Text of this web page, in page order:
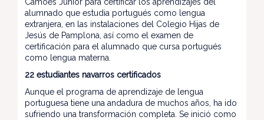
alumnado que estudia portugués como lengua
extranjera, en las instalaciones del Colegio Hijas de
Jesús de Pamplona, así como el examen de
certificación para el alumnado que cursa portugués
como lengua materna.
22 estudiantes navarros certificados
Aunque el programa de aprendizaje de lengua
portuguesa tiene una andadura de muchos años, ha ido
sufriendo una transformación completa. Se inició como